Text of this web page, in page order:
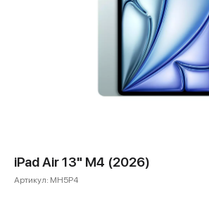
iPad Air 13" M4 (2026)
Артикул: MH5P4